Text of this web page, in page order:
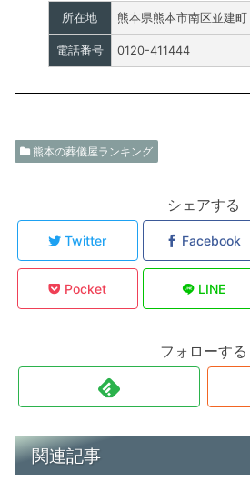
所在地 熊本県熊本市南区並建町
電話番号 0120-411444
熊本の葬儀屋ランキング
シェアする
Twitter Facebook
Pocket LINE
フォローする
関連記事